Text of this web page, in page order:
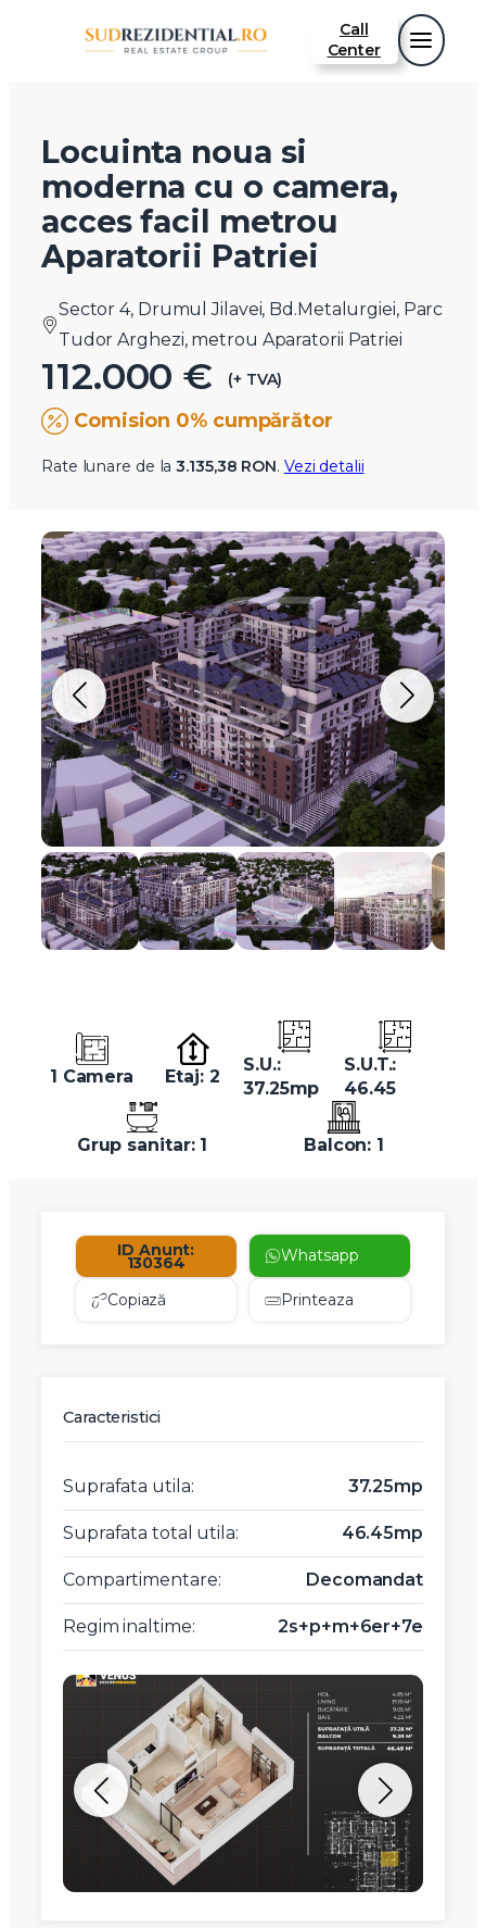
Call
Center
Locuinta noua si
moderna cu o camera,
acces facil metrou
Aparatorii Patriei
Sector 4, Drumul Jilavei, Bd.Metalurgiei, Parc
Tudor Arghezi, metrou Aparatorii Patriei
112.000 € (+ TVA)
Comision 0% cumpărător
Rate lunare de la3.135,38 RON. Vezi detalii
1 Camera Etaj: 2
S.U.:
37.25mp
S.U.T.:
46.45
Grup sanitar: 1 Balcon: 1
ID Anunt:
130364 Whatsapp
Copiază Printeaza
Caracteristici
Suprafata utila: 37.25mp
Suprafata total utila: 46.45mp
Compartimentare: Decomandat
Regim inaltime: 2s+p+m+6er+7e